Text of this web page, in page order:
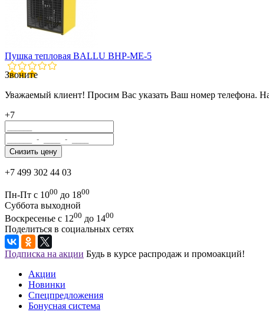
Пушка тепловая BALLU BHP-ME-5
Звоните
Уважаемый клиент! Просим Вас указать Ваш номер телефона.
+7
+7 499 302 44 03
Пн-Пт с 1000 до 1800
Суббота выходной
Воскресенье с 1200 до 1400
Поделиться в социальных сетях
Подписка на акции Будь в курсе распродаж и промоакций!
Акции
Новинки
Спецпредложения
Бонусная система